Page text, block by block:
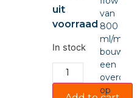
uit
voorraad
In stock
van
800
ml/min,
bouwt
een
overdruk
op